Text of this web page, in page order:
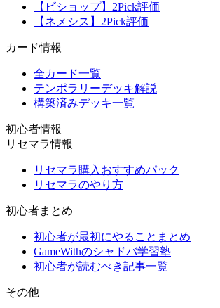
【ビショップ】2Pick評価
【ネメシス】2Pick評価
カード情報
全カード一覧
テンポラリーデッキ解説
構築済みデッキ一覧
初心者情報
リセマラ情報
リセマラ購入おすすめパック
リセマラのやり方
初心者まとめ
初心者が最初にやることまとめ
GameWithのシャドバ学習塾
初心者が読むべき記事一覧
その他